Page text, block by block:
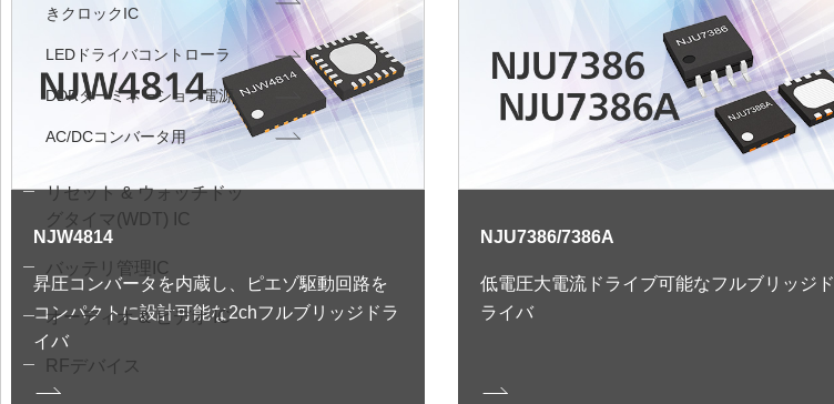
NJW4814
昇圧コンバータを内蔵し、ピエゾ駆動回路を
コンパクトに設計可能な2chフルブリッジドラ
イバ
NJU7386/7386A
低電圧大電流ドライブ可能なフルブリッジド
ライバ
きクロックIC
LEDドライバコントローラ
DDRターミネーション電源
AC/DCコンバータ用
リセット & ウォッチドッ
グタイマ(WDT) IC
バッテリ管理IC
オーディオ & ビデオ IC
RFデバイス